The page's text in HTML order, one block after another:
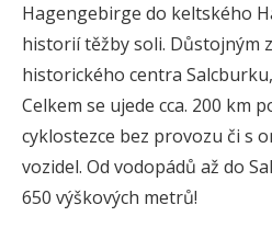
Hagengebirge do keltského
historií těžby soli. Důstojným
historického centra
Celkem se ujede cca. 200 km
cyklostezce bez provozu či s
vozidel. Od vodopádů až do
650 výškových metrů!